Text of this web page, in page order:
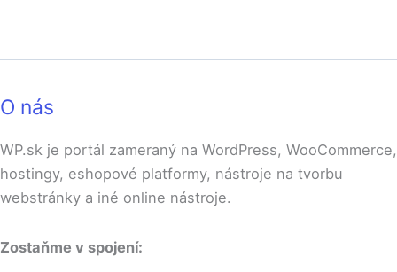
O nás
WP.sk je portál zameraný na WordPress, WooCommerce,
hostingy, eshopové platformy, nástroje na tvorbu
webstránky a iné online nástroje.
Zostaňme v spojení: